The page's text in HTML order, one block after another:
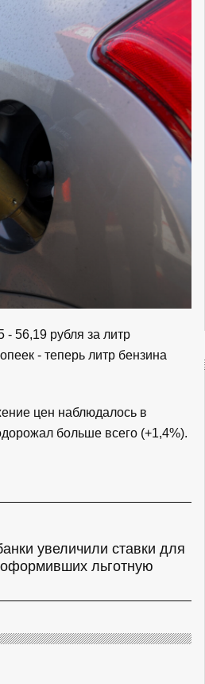
- 56,19 рубля за литр
- теперь литр бензина
цен наблюдалось в
больше всего (+1,4%).
увеличили ставки для
льготную